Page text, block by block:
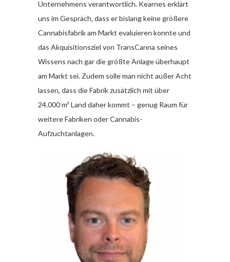
Unternehmens verantwortlich. Kearnes erklärt
uns im Gespräch, dass er bislang keine größere
Cannabisfabrik am Markt evaluieren konnte und
das Akquisitionsziel von TransCanna seines
Wissens nach gar die größte Anlage überhaupt
am Markt sei. Zudem solle man nicht außer Acht
lassen, dass die Fabrik zusätzlich mit über
24.000 m² Land daher kommt – genug Raum für
weitere Fabriken oder Cannabis-
Aufzuchtanlagen.